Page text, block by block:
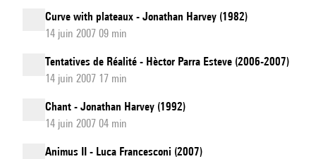
Curve with plateaux - Jonathan Harvey (1982)
14 juin 2007 09 min
Tentatives de Réalité - Hèctor Parra Esteve (2006-2007)
14 juin 2007 17 min
Chant - Jonathan Harvey (1992)
14 juin 2007 04 min
Animus II - Luca Francesconi (2007)